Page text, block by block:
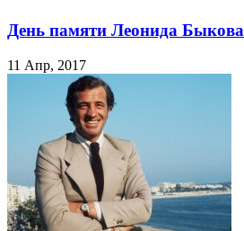
День памяти Леонида Быкова
11 Апр, 2017